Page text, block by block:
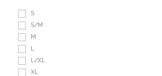
S
S/M
M
L
L/XL
XL